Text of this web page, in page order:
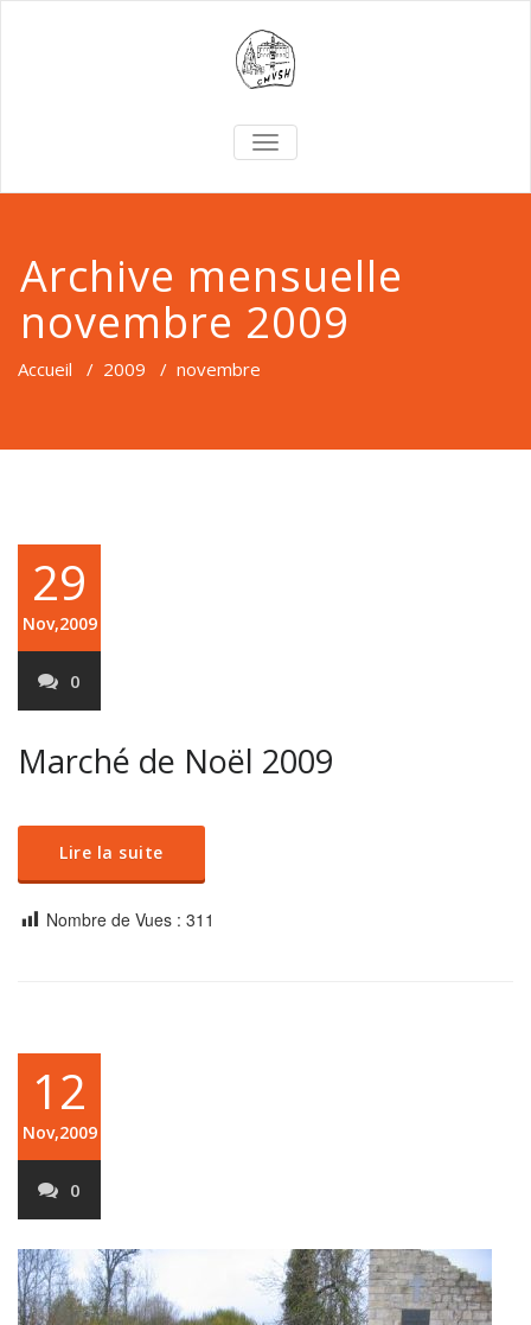
TOGGLE
NAVIGATION
Archive mensuelle
novembre 2009
Accueil / 2009 / novembre
29
Nov,2009
0
Marché de Noël 2009
Lire la suite
Nombre de Vues : 311
12
Nov,2009
0